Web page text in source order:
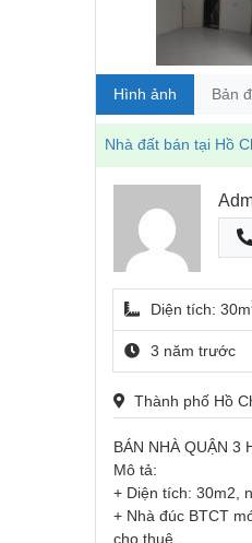
Hình ảnh Bản
Nhà đất bán tại Hồ
Diện tích: 30m
3 năm trước
Thành phố Hồ
BÁN NHÀ QUẬN 3
Mô tả:
+ Diện tích: 30m2,
+ Nhà đúc BTCT
cho thuê.